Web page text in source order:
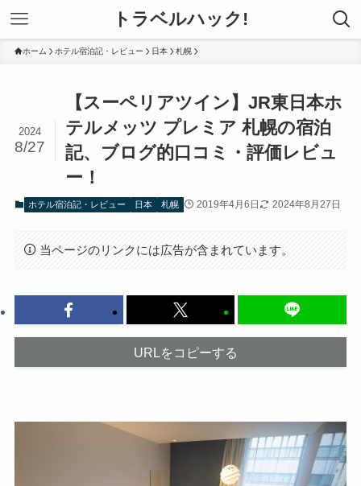
トラベルハック!
ホーム ホテル宿泊記・レビュー 日本 札幌
【スーペリアツイン】JR東日本ホ
テルメッツ プレミア 札幌の宿泊
記、ブログ的口コミ・評価レビュ
ー！
2024
8/27
ホテル宿泊記・レビュー 日本 札幌 2019年4月6日 2024年8月27日
当ページのリンクには広告が含まれています。
URLをコピーする